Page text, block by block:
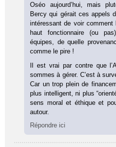
Oséo aujourd’hui, mais
Bercy qui gérait ces appels
intéressant de voir
haut fonctionnaire (ou
équipes, de quelle
comme le pire !
Il est vrai par contre que
sommes à gérer. C’est à
Car un trop plein de
plus intelligent, ni plus
sens moral et éthique et
autour.
Répondre ici